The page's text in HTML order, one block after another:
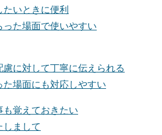
いときに便利
った場面で使いやすい
に対して丁寧に伝えられる
た場面にも対応しやすい
覚えておきたい
しまして